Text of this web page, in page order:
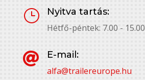
}
Nyitva tartás:
Hétfő-péntek: 7.00 - 15.00

E-mail:
alfa@trailereurope.hu